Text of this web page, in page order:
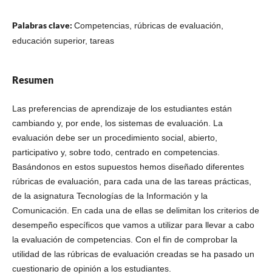
Palabras clave: Competencias, rúbricas de evaluación,
educación superior, tareas
Resumen
Las preferencias de aprendizaje de los estudiantes están
cambiando y, por ende, los sistemas de evaluación. La
evaluación debe ser un procedimiento social, abierto,
participativo y, sobre todo, centrado en competencias.
Basándonos en estos supuestos hemos diseñado diferentes
rúbricas de evaluación, para cada una de las tareas prácticas,
de la asignatura Tecnologías de la Información y la
Comunicación. En cada una de ellas se delimitan los criterios de
desempeño específicos que vamos a utilizar para llevar a cabo
la evaluación de competencias. Con el fin de comprobar la
utilidad de las rúbricas de evaluación creadas se ha pasado un
cuestionario de opinión a los estudiantes.